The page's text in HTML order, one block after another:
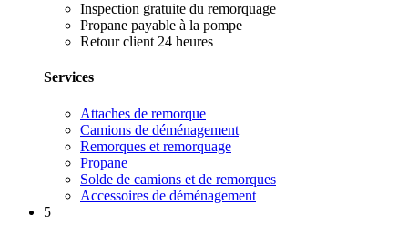
Inspection gratuite du remorquage
Propane payable à la pompe
Retour client 24 heures
Services
Attaches de remorque
Camions de déménagement
Remorques et remorquage
Propane
Solde de camions et de remorques
Accessoires de déménagement
5